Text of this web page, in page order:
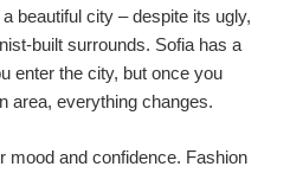
beautiful city – despite its ugly,
built surrounds. Sofia has a
enter the city, but once you
area, everything changes.
mood and confidence. Fashion